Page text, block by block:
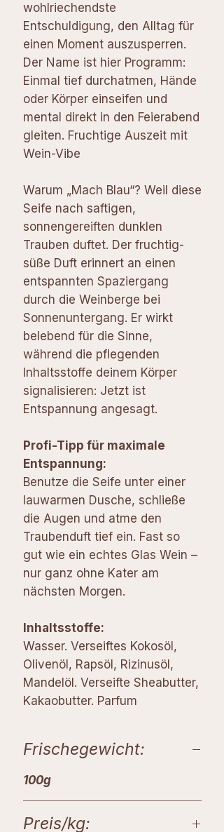
wohlriechendste
Entschuldigung, den Alltag für
einen Moment auszusperren.
Der Name ist hier Programm:
Einmal tief durchatmen, Hände
oder Körper einseifen und
mental direkt in den Feierabend
gleiten. Fruchtige Auszeit mit
Wein-Vibe
Warum „Mach Blau“? Weil diese
Seife nach saftigen,
sonnengereiften dunklen
Trauben duftet. Der fruchtig-
süße Duft erinnert an einen
entspannten Spaziergang
durch die Weinberge bei
Sonnenuntergang. Er wirkt
belebend für die Sinne,
während die pflegenden
Inhaltsstoffe deinem Körper
signalisieren: Jetzt ist
Entspannung angesagt.
Profi-Tipp für maximale
Entspannung:
Benutze die Seife unter einer
lauwarmen Dusche, schließe
die Augen und atme den
Traubenduft tief ein. Fast so
gut wie ein echtes Glas Wein –
nur ganz ohne Kater am
nächsten Morgen.
Inhaltsstoffe:
Wasser. Verseiftes Kokosöl,
Olivenöl, Rapsöl, Rizinusöl,
Mandelöl. Verseifte Sheabutter,
Kakaobutter. Parfum
Frischegewicht:
100g
Preis/kg: